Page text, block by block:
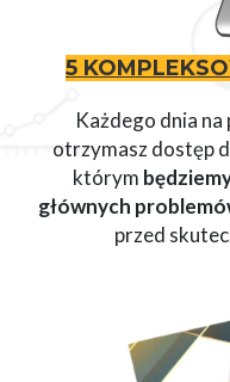
5
Każdego dnia
otrzymasz dostęp
którym
głównych
przed